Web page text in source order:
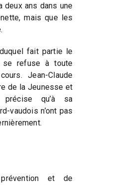
deux ans dans une
mais que les
fait partie le
se refuse à toute
Jean-Claude
de la Jeunesse et
précise qu’à sa
vaudois n’ont pas
et de